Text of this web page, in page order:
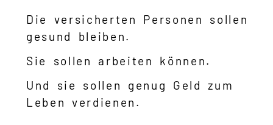
Die versicherten Personen sollen
gesund bleiben.
Sie sollen arbeiten können.
Und sie sollen genug Geld zum
Leben verdienen.